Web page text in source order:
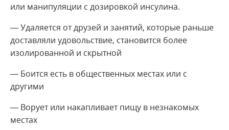
или манипуляции с дозировкой инсулина.
— Удаляется от друзей и занятий, которые раньше
доставляли удовольствие, становится более
изолированной и скрытной
— Боится есть в общественных местах или с
другими
— Ворует или накапливает пищу в незнакомых
местах